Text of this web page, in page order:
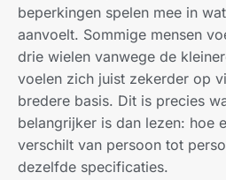
beperkingen spelen mee in
aanvoelt. Sommige mensen
drie wielen vanwege de
voelen zich juist zekerder op
bredere basis. Dit is precies
belangrijker is dan lezen: hoe
verschilt van persoon tot
dezelfde specificaties.